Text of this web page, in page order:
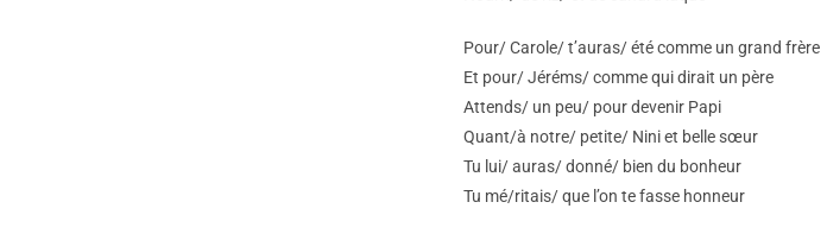
Pour/ Carole/ t’auras/ été comme un grand frère
Et pour/ Jéréms/ comme qui dirait un père
Attends/ un peu/ pour devenir Papi
Quant/à notre/ petite/ Nini et belle sœur
Tu lui/ auras/ donné/ bien du bonheur
Tu mé/ritais/ que l’on te fasse honneur